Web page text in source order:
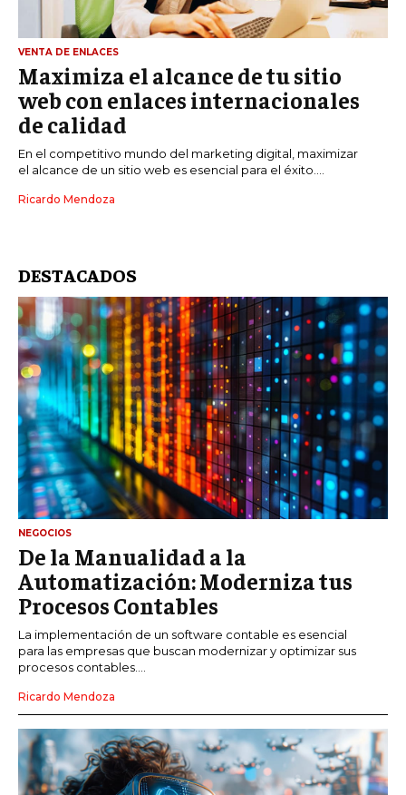
VENTA DE ENLACES
Maximiza el alcance de tu sitio
web con enlaces internacionales
de calidad
En el competitivo mundo del marketing digital, maximizar
el alcance de un sitio web es esencial para el éxito....
Ricardo Mendoza
DESTACADOS
NEGOCIOS
De la Manualidad a la
Automatización: Moderniza tus
Procesos Contables
La implementación de un software contable es esencial
para las empresas que buscan modernizar y optimizar sus
procesos contables....
Ricardo Mendoza